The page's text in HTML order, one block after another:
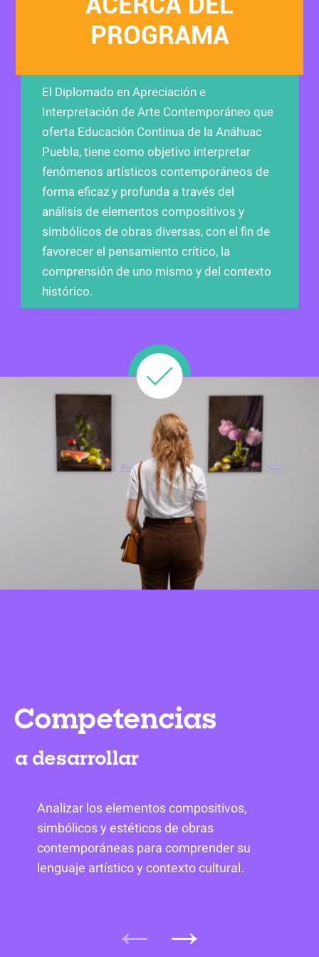
PROGRAMA
El Diplomado en Apreciación e
Interpretación de Arte Contemporáneo que
oferta Educación Continua de la Anáhuac
Puebla, tiene como objetivo interpretar
fenómenos artísticos contemporáneos de
forma eficaz y profunda a través del
análisis de elementos compositivos y
simbólicos de obras diversas, con el fin de
favorecer el pensamiento crítico, la
comprensión de uno mismo y del contexto
histórico.
Competencias
a desarrollar
Analizar los elementos compositivos,
simbólicos y estéticos de obras
contemporáneas para comprender su
lenguaje artístico y contexto cultural.